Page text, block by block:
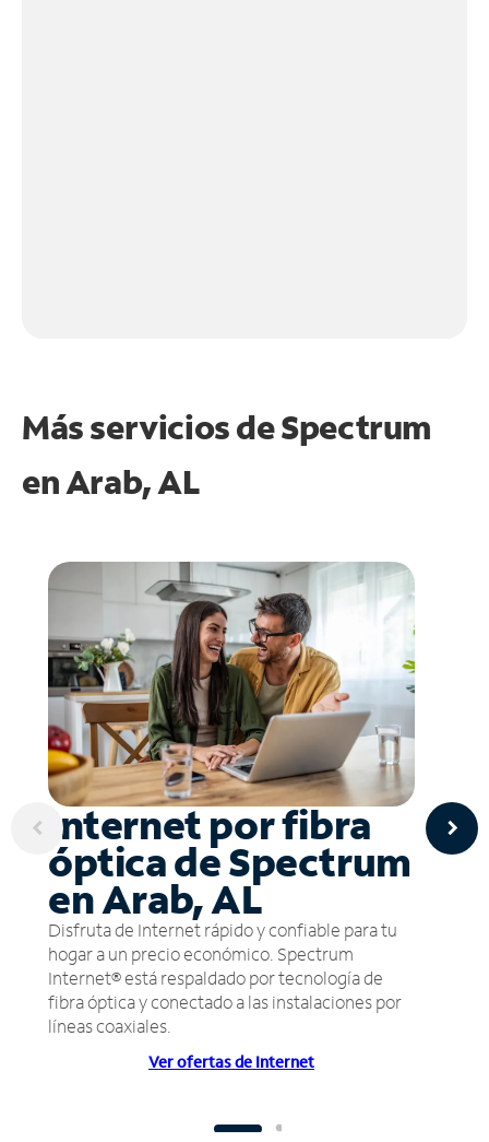
Más servicios de Spectrum
enArab, AL
Internet por fibra
óptica de Spectrum
en Arab, AL
Disfruta de Internet rápido y confiable para tu
hogar a un precio económico. Spectrum
Internet® está respaldado por tecnología de
fibra óptica y conectado a las instalaciones por
líneas coaxiales.
Ver ofertas de Internet